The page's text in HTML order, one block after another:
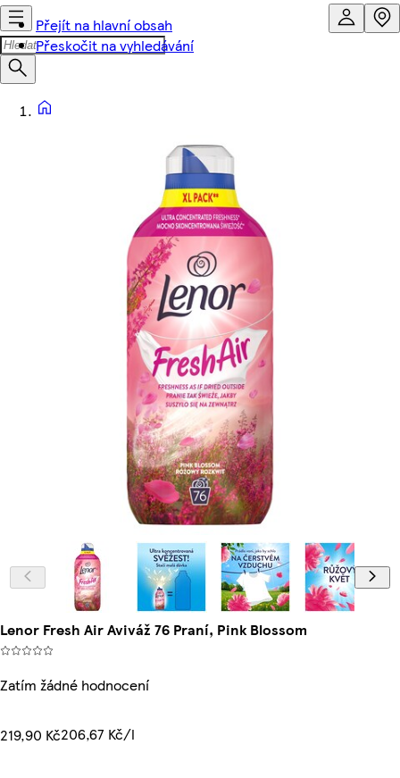
Přejít na hlavní obsah
Přeskočit na vyhledávání
Lenor Fresh Air Aviváž 76 Praní, Pink Blossom
Zatím žádné hodnocení
219,90 Kč206,67 Kč/l